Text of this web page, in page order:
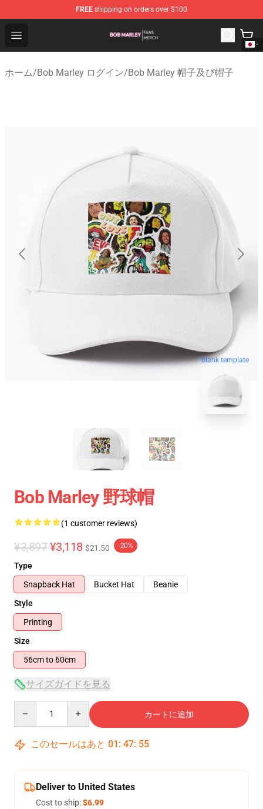
FREE shipping on orders over $100
Open menu
Bob Marley Shop - Official Bob Marley Merchandise
ホーム/Bob Marley ログイン/Bob Marley 帽子及び帽子
blank template
Bob Marley 野球帽
(1 customer reviews)
¥3,897 ¥3,118 $21.50 -20%
Type
Snapback Hat
Bucket Hat
Beanie
Style
Printing
Size
56cm to 60cm
サイズガイドを見る
カートに追加
このセールはあと 01 : 47: 54
Deliver to United States
Cost to ship:$6.99